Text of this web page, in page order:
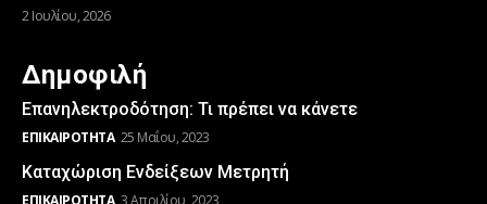
2 Ιουλίου, 2026
Δημοφιλή
Επανηλεκτροδότηση: Τι πρέπει να κάνετε
ΕΠΙΚΑΙΡΌΤΗΤΑ 25 Μαΐου, 2023
Καταχώριση Ενδείξεων Μετρητή